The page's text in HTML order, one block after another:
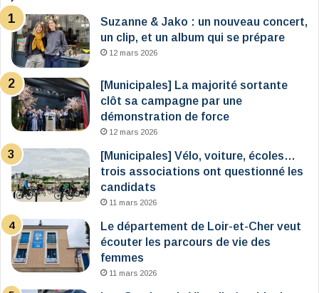
Suzanne & Jako : un nouveau concert,
un clip, et un album qui se prépare
12 mars 2026
[Municipales] La majorité sortante
clôt sa campagne par une
démonstration de force
12 mars 2026
[Municipales] Vélo, voiture, écoles…
trois associations ont questionné les
candidats
11 mars 2026
Le département de Loir-et-Cher veut
écouter les parcours de vie des
femmes
11 mars 2026